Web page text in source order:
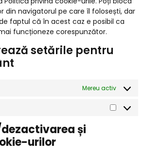
din navigatorul pe care îl folosești, dar
faptul că în acest caz e posibil ca
funcționeze corespunzător.
setările pentru
Mereu activ
și
urilor